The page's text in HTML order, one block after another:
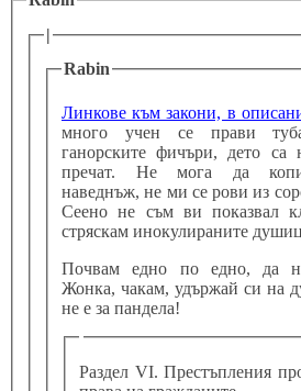
|
Rabin
Линкове към закони, в
много учен се прави
ганорските фичъри, дето са
пречат. Не мога да
наведнъж, не ми се рови из
Сеено не съм ви показвал
стряскам инокулираните
Почвам едно по едно, да
Жонка, чакам, удържай си на
не е за пандела!
Раздел VI. Престъпления